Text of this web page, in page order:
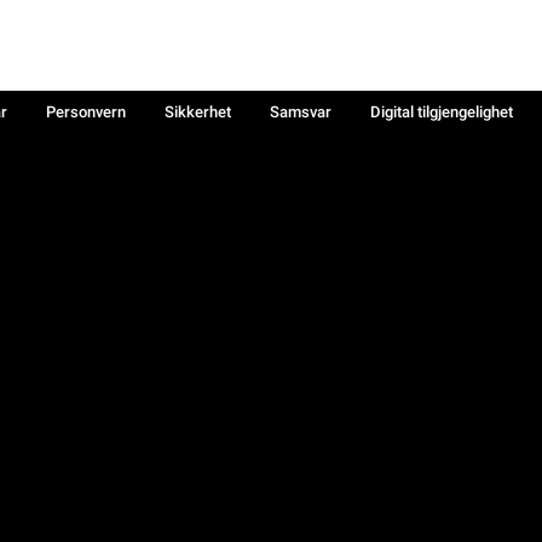
Personvern Sikkerhet Samsvar
Digital tilgjengelighet